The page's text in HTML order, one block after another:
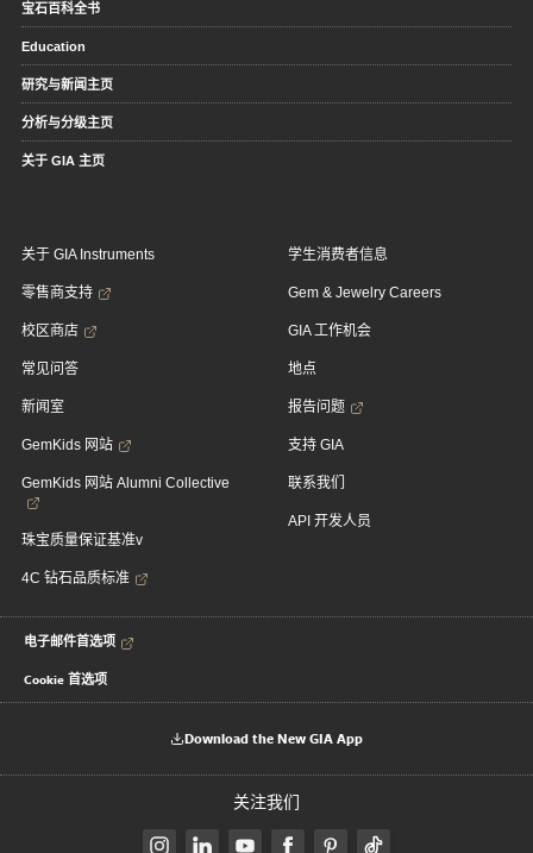
宝石百科全书
Education
研究与新闻主页
分析与分级主页
关于 GIA 主页
关于 GIA Instruments
零售商支持
校区商店
常见问答
新闻室
GemKids 网站
GemKids 网站 Alumni Collective
珠宝质量保证基准v
4C 钻石品质标准
学生消费者信息
Gem & Jewelry Careers
GIA 工作机会
地点
报告问题
支持 GIA
联系我们
API 开发人员
电子邮件首选项
Cookie 首选项
Download the New GIA App
关注我们